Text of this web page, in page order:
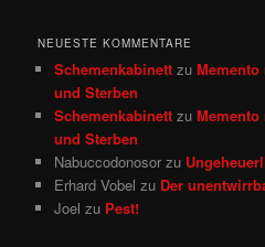
NEUESTE KOMMENTARE
Schemenkabinett zu
und Sterben
Schemenkabinett zu
und Sterben
Nabuccodonosor zu
Erhard Vobel zu Der
Joel zu Pest!